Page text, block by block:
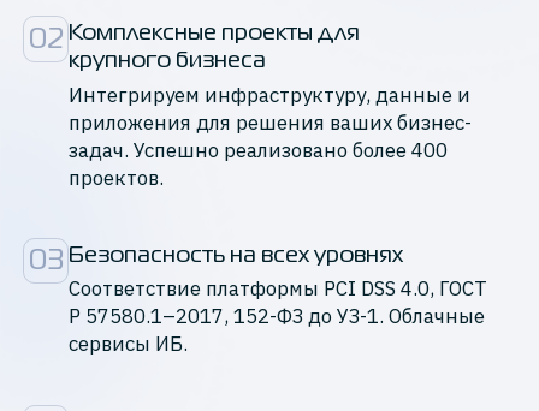
02 Комплексные проекты для
крупного бизнеса
Интегрируем инфраструктуру, данные и
приложения для решения ваших бизнес-
задач. Успешно реализовано более 400
проектов.
03 Безопасность на всех уровнях
Cоответствие платформы PCI DSS 4.0, ГОСТ
Р 57580.1–2017, 152-ФЗ до УЗ-1. Облачные
сервисы ИБ.